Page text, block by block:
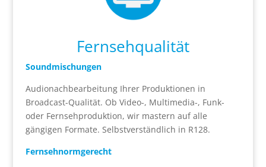
Fernsehqualität
Soundmischungen
Audionachbearbeitung Ihrer Produktionen in
Broadcast-Qualität. Ob Video-, Multimedia-, Funk-
oder Fernsehproduktion, wir mastern auf alle
gängigen Formate. Selbstverständlich in R128.
Fernsehnormgerecht